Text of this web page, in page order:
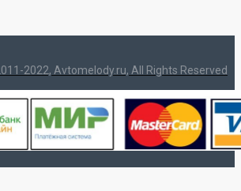
2022, Avtomelody.ru, All Rights Reserved